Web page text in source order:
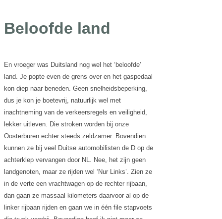
Beloofde land
En vroeger was Duitsland nog wel het ‘beloofde’
land. Je popte even de grens over en het gaspedaal
kon diep naar beneden. Geen snelheidsbeperking,
dus je kon je boetevrij, natuurlijk wel met
inachtneming van de verkeersregels en veiligheid,
lekker uitleven. Die stroken worden bij onze
Oosterburen echter steeds zeldzamer. Bovendien
kunnen ze bij veel Duitse automobilisten de D op de
achterklep vervangen door NL. Nee, het zijn geen
landgenoten, maar ze rijden wel ‘Nur Links’. Zien ze
in de verte een vrachtwagen op de rechter rijbaan,
dan gaan ze massaal kilometers daarvoor al op de
linker rijbaan rijden en gaan we in één file stapvoets